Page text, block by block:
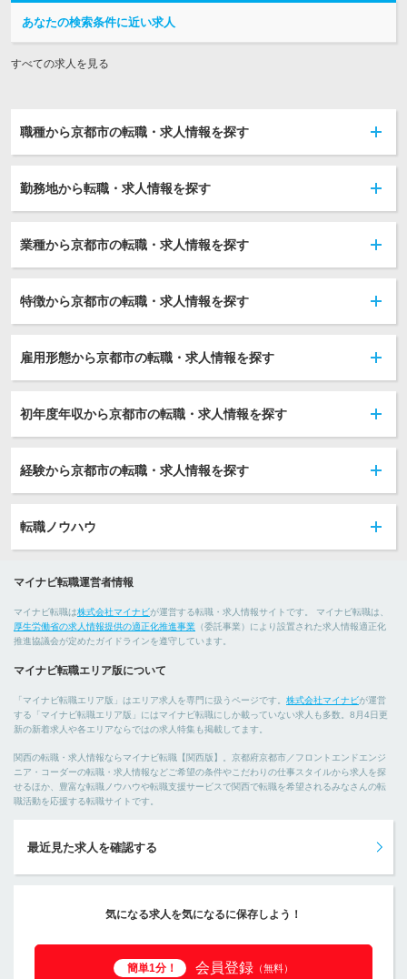
あなたの検索条件に近い求人
すべての求人を見る
職種から京都市の転職・求人情報を探す
勤務地から転職・求人情報を探す
業種から京都市の転職・求人情報を探す
特徴から京都市の転職・求人情報を探す
雇用形態から京都市の転職・求人情報を探す
初年度年収から京都市の転職・求人情報を探す
経験から京都市の転職・求人情報を探す
転職ノウハウ
マイナビ転職運営者情報
マイナビ転職は株式会社マイナビが運営する転職・求人情報サイトです。 マイナビ転職は、
厚生労働省の求人情報提供の適正化推進事業 （委託事業）により設置された求人情報適正化
推進協議会が定めたガイドラインを遵守しています。
マイナビ転職エリア版について
「マイナビ転職エリア版」はエリア求人を専門に扱うページです。 株式会社マイナビが運営
する「マイナビ転職エリア版」にはマイナビ転職にしか載っていない求人も多数。8月4日更
新の新着求人や各エリアならではの求人特集も掲載してます。
関西の転職・求人情報ならマイナビ転職【関西版】。京都府京都市／フロントエンドエンジ
ニア・コーダーの転職・求人情報などご希望の条件やこだわりの仕事スタイルから求人を探
せるほか、豊富な転職ノウハウや転職支援サービスで関西で転職を希望されるみなさんの転
職活動を応援する転職サイトです。
最近見た求人を確認する
気になる求人を気になるに保存しよう！
簡単1分！ 会員登録 （無料）